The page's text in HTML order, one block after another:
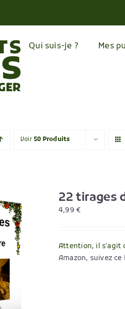
Qui suis-je ? Mes
Voir50 Produits
22 tirages
4,99€
Attention, il s'agit
Amazon, suivez